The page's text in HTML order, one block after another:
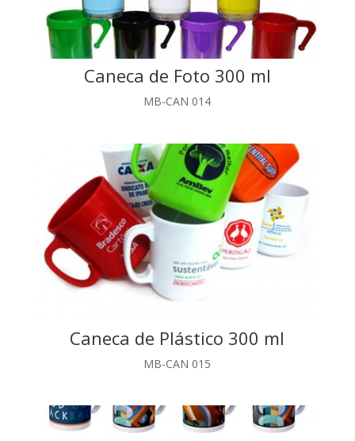
Caneca de Foto 300 ml
MB-CAN 014
Caneca de Plástico 300 ml
MB-CAN 015